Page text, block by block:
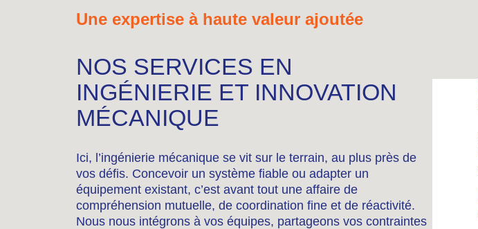
Une expertise à haute valeur ajoutée
NOS SERVICES EN
INGÉNIERIE ET INNOVATION
MÉCANIQUE
Ici, l’ingénierie mécanique se vit sur le terrain, au plus près de
vos défis. Concevoir un système fiable ou adapter un
équipement existant, c’est avant tout une affaire de
compréhension mutuelle, de coordination fine et de réactivité.
Nous nous intégrons à vos équipes, partageons vos contraintes